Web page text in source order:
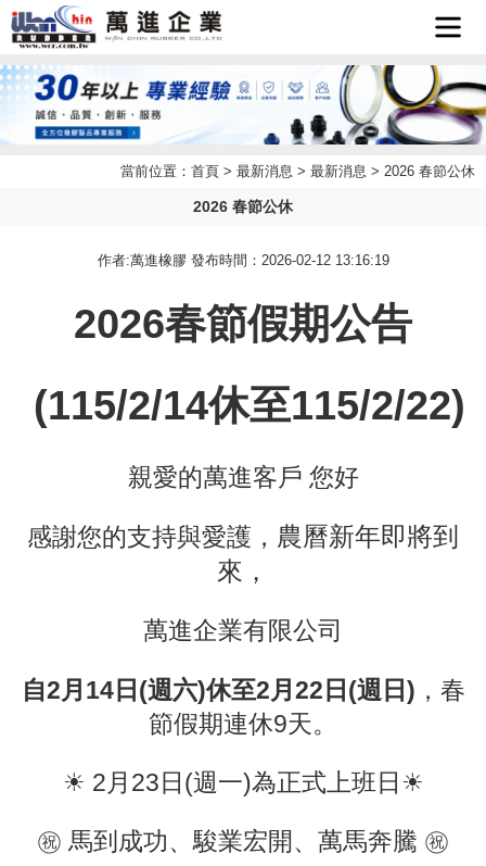
首頁
企業簡
們
LINE
當前位置： 首頁 > 最新消息 > 最新消息 > 2026 春節公休
2026 春節公休
作者:萬進橡膠 發布時間：2026-02-12 13:16:19
2026春節假期公告
(115/2/14休至115/2/22)
親愛的萬進客戶 您好
感謝您的支持與愛護， 農曆新年即將到
來，
萬進企業有限公司
自2月14日(週六)休至2月22日(週日) ，春
節假期連休9天。
☀ 2月23日(週一)為正式上班日☀
㊗ 馬到成功、駿業宏開、萬馬奔騰 ㊗